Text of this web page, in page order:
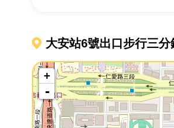
大安站6號出口步行三分
+
-